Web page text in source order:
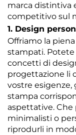
marca distintiva
competitivo sul
1. Design
Offriamo la
stampati.
concetti di
progettazione li
vostre esigenze,
stampa
aspettative. Che
minimalisti o
riprodurli in